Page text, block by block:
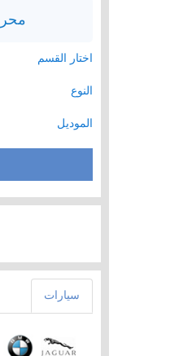
اختار القسم
النوع
الموديل
سيارات